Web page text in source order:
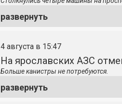
развернуть
4 августа в 15:47
На ярославских АЗС
Больше канистры не потребуются.
развернуть